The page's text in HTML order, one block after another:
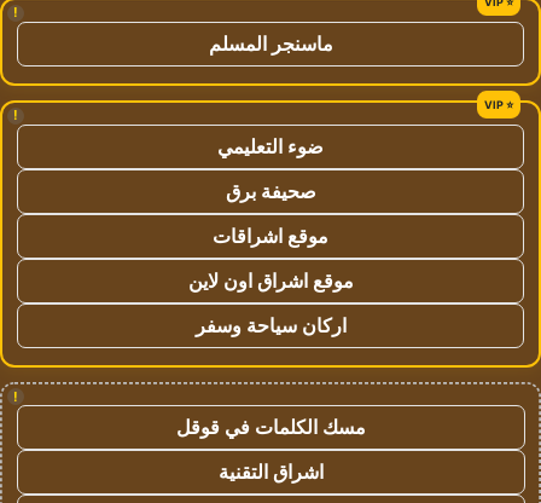
!
ماسنجر المسلم
!
ضوء التعليمي
صحيفة برق
موقع اشراقات
موقع اشراق اون لاين
اركان سياحة وسفر
!
مسك الكلمات في قوقل
اشراق التقنية